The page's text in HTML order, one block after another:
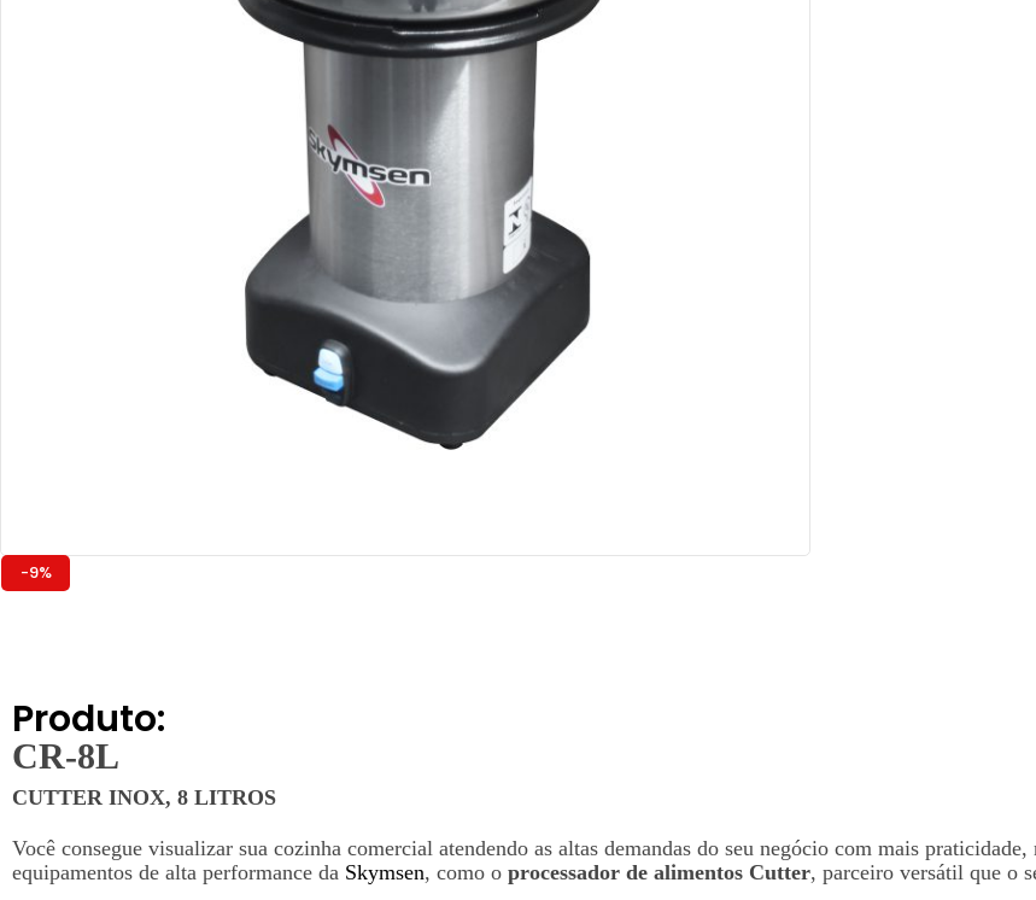
-9%
Produto:
CR-8L
CUTTER INOX, 8 LITROS
Você consegue visualizar sua cozinha comercial atendendo as altas demandas do seu negócio com mais
equipamentos de alta performance da Skymsen, como o processador de alimentos Cutter, parceiro versátil que o